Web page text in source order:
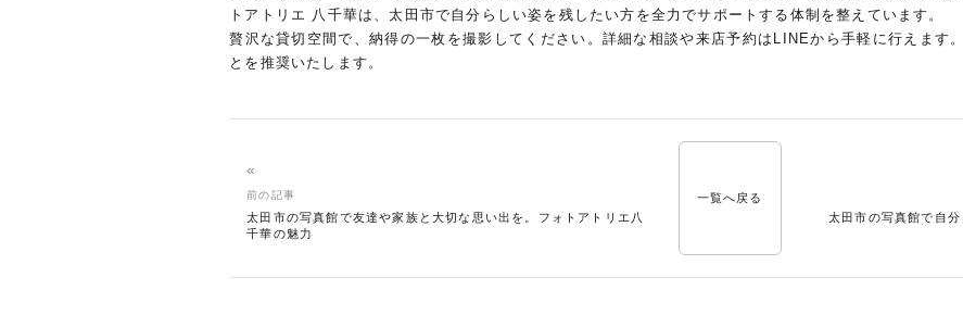
トアトリエ 八千華は、太田市で自分らしい姿を残したい方を全力でサポートする体制を整えています。
贅沢な貸切空間で、納得の一枚を撮影してください。詳細な相談や来店予約はLINEから手軽に行えます
とを推奨いたします。
«
前の記事
太田市の写真館で友達や家族と大切な思い出を。フォトアトリエ八
千華の魅力
一覧へ戻る
太田市の写真館で自